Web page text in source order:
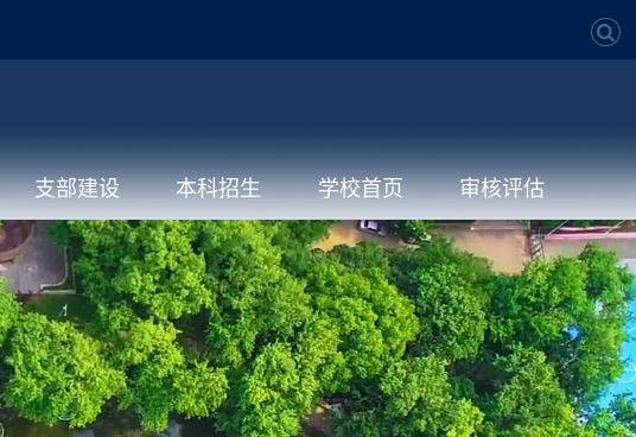
支部建设 本科招生 学校首页 审核评估